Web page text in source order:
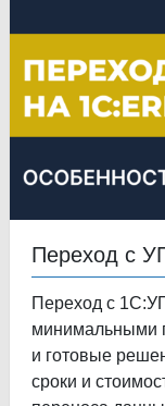
Переход с
Переход с
минимальными
и готовые
сроки и